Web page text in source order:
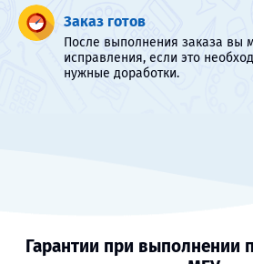
Заказ готов
После выполнения заказа вы
исправления, если это
нужные доработки.
Гарантии при выполнении